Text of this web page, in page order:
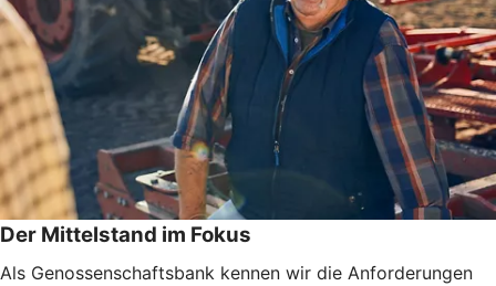
Der Mittelstand im Fokus
Als Genossenschaftsbank kennen wir die Anforderungen